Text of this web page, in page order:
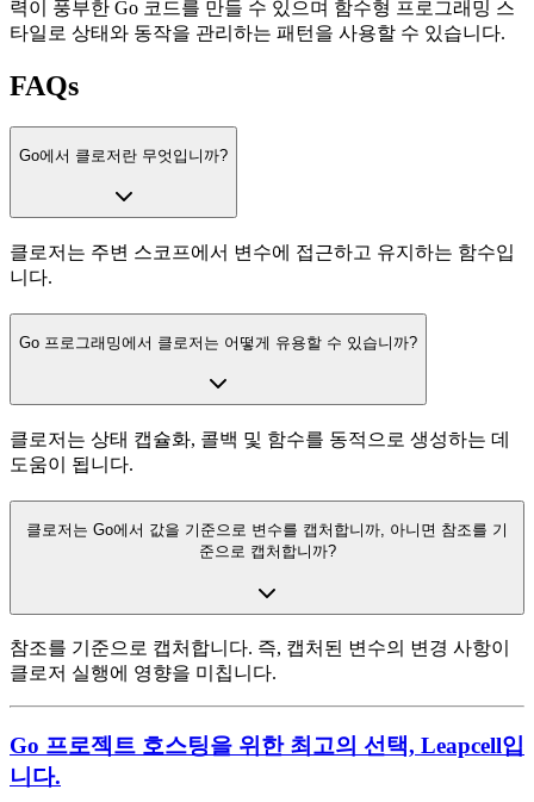
력이 풍부한 Go 코드를 만들 수 있으며 함수형 프로그래밍 스
타일로 상태와 동작을 관리하는 패턴을 사용할 수 있습니다.
FAQs
Go에서 클로저란 무엇입니까?
클로저는 주변 스코프에서 변수에 접근하고 유지하는 함수입
니다.
Go 프로그래밍에서 클로저는 어떻게 유용할 수 있습니까?
클로저는 상태 캡슐화, 콜백 및 함수를 동적으로 생성하는 데
도움이 됩니다.
클로저는 Go에서 값을 기준으로 변수를 캡처합니까, 아니면 참조를 기
준으로 캡처합니까?
참조를 기준으로 캡처합니다. 즉, 캡처된 변수의 변경 사항이
클로저 실행에 영향을 미칩니다.
Go 프로젝트 호스팅을 위한 최고의 선택, Leapcell입
니다.